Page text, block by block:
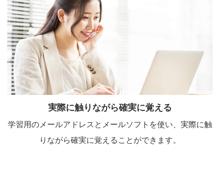
実際に触りながら確実に覚える
学習用のメールアドレスとメールソフトを使い、実際に触
りながら確実に覚えることができます。